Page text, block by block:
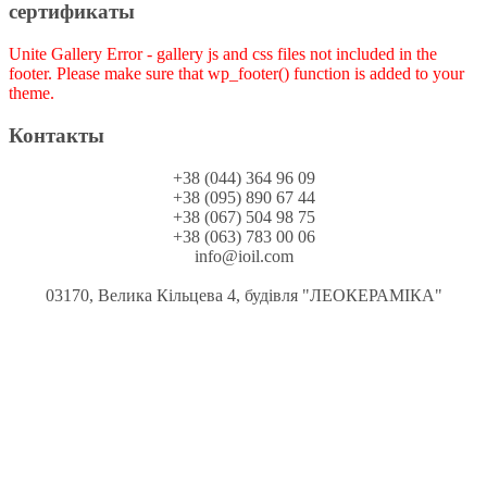
сертификаты
Unite Gallery Error - gallery js and css files not included in the
footer. Please make sure that wp_footer() function is added to your
theme.
Контакты
+38 (044) 364 96 09
+38 (095) 890 67 44
+38 (067) 504 98 75
+38 (063) 783 00 06
info@ioil.com
03170, Велика Кільцева 4, будівля "ЛЕОКЕРАМІКА"